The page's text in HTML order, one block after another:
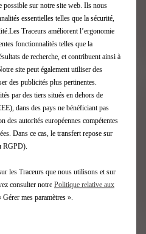
actualités
Newsletter
sur notre site web. Ils nous
essentielles telles que la sécurité,
Traceurs améliorent l’ergonomie
fonctionnalités telles que la
de recherche, et contribuent ainsi à
site peut également utiliser des
des publicités plus pertinentes.
par des tiers situés en dehors de
dans des pays ne bénéficiant pas
des autorités européennes compétentes
Dans ce cas, le transfert repose sur
RGPD).
les Traceurs que nous utilisons et sur
consulter notre Politique relative aux
mes paramètres ».